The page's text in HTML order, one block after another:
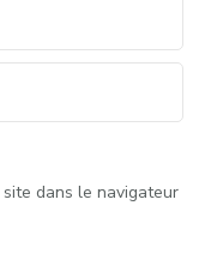
dans le navigateur